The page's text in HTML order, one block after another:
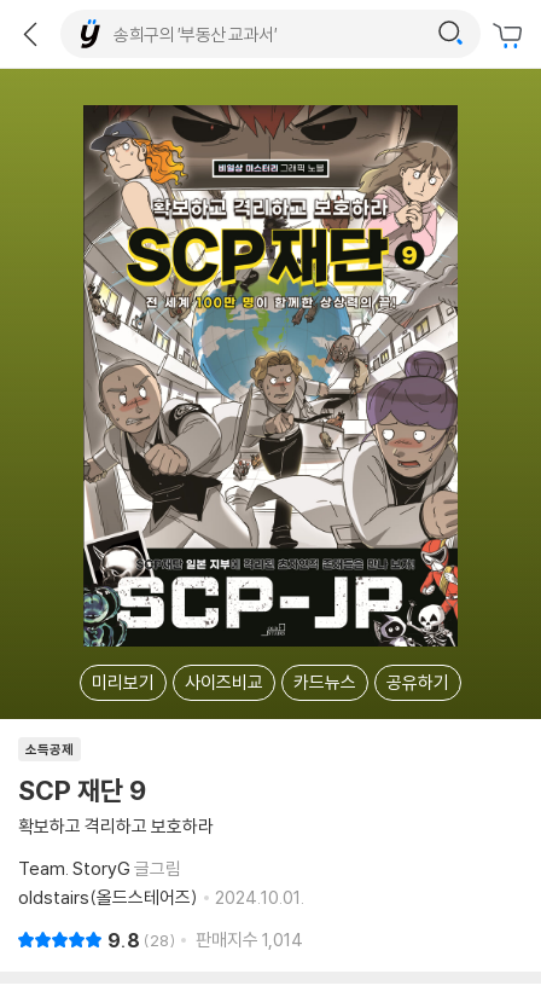
미리보기 사이즈비교 카드뉴스 공유하기
소득공제
SCP 재단 9
확보하고 격리하고 보호하라
Team. StoryG 글그림
oldstairs(올드스테어즈)
2024.10.01.
9.8 28 판매지수 1,014